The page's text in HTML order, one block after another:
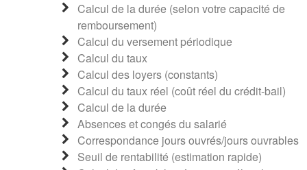
Calcul de la durée (selon votre capacité de
remboursement)
Calcul du versement périodique
Calcul du taux
Calcul des loyers (constants)
Calcul du taux réel (coût réel du crédit-bail)
Calcul de la durée
Absences et congés du salarié
Correspondance jours ouvrés/jours ouvrables
Seuil de rentabilité (estimation rapide)